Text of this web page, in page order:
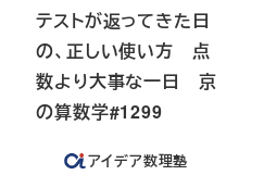
テストが返ってきた日
の、正しい使い方 点
数より大事な一日 京
の算数学#1299
アイデア数理塾